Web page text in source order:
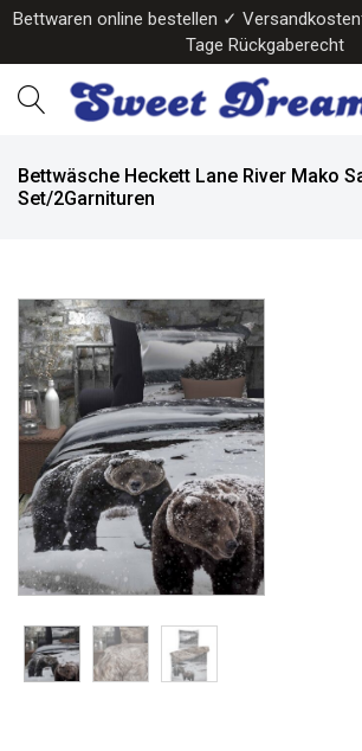
Bettwaren online bestellen ✓
Tage Rückgaberecht
Bettwäsche Heckett Lane River Mako
Set/2Garnituren